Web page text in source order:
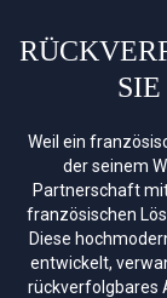
Weil ein
der seinem
Partnerschaft
französischen
Diese
entwickelt,
rückverfolgbares